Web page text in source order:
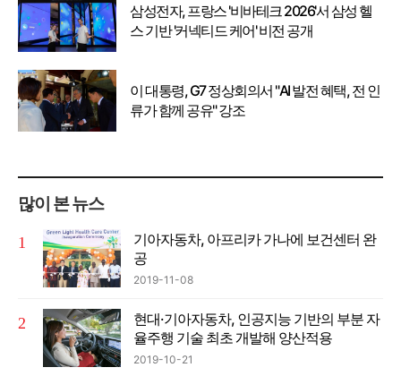
삼성전자, 프랑스 '비바테크 2026'서 삼성 헬
스 기반 '커넥티드 케어' 비전 공개
이 대통령, G7 정상회의서 "AI 발전 혜택, 전 인
류가 함께 공유" 강조
많이 본 뉴스
기아자동차, 아프리카 가나에 보건센터 완
공
2019-11-08
현대·기아자동차, 인공지능 기반의 부분 자
율주행 기술 최초 개발해 양산적용
2019-10-21